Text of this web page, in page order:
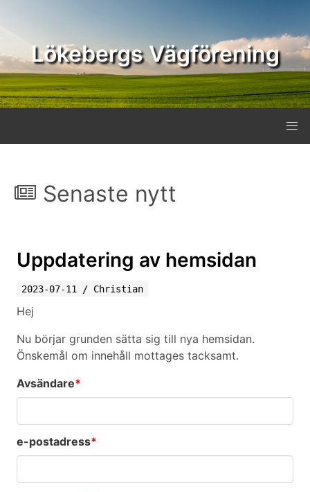
Lökebergs Vägförening
Senaste nytt
Uppdatering av hemsidan
2023-07-11 / Christian
Hej
Nu börjar grunden sätta sig till nya hemsidan.
Önskemål om innehåll mottages tacksamt.
Avsändare*
e-postadress*